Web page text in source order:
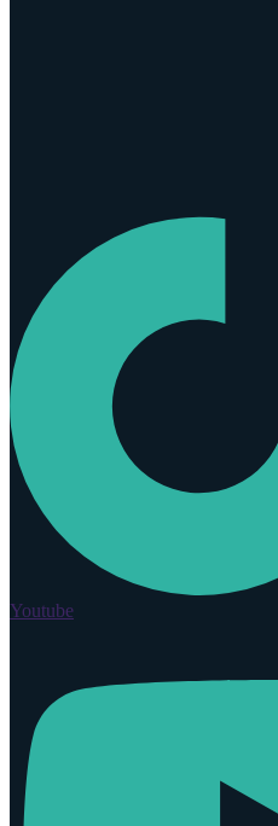
Youtube